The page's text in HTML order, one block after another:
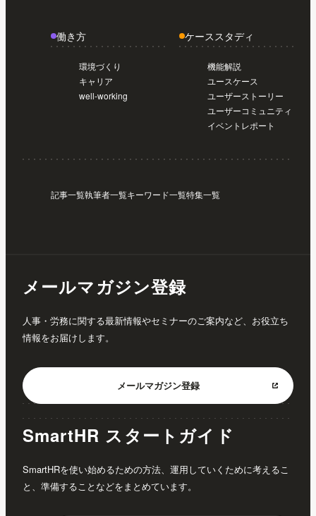
働き方
環境づくり
キャリア
well-working
ケーススタディ
機能解説
ユースケース
ユーザーストーリー
ユーザーコミュニティ
イベントレポート
記事一覧執筆者一覧キーワード一覧特集一覧
メールマガジン登録
人事・労務に関する最新情報やセミナーのご案内など、お役立ち
情報をお届けします。
メールマガジン登録
SmartHR スタートガイド
SmartHRを使い始めるための方法、運用していくために考えるこ
と、準備することなどをまとめています。